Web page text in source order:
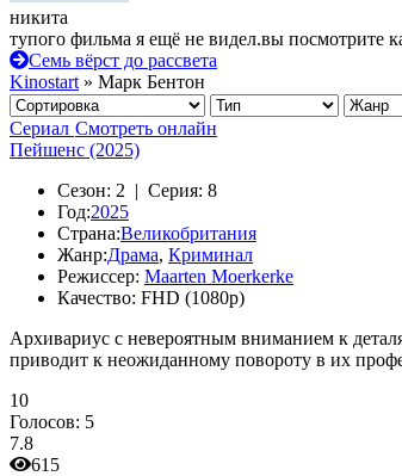
никита
тупого фильма я ещё не видел.вы посмотрите
Семь вёрст до рассвета
Kinostart » Марк Бентон
Сериал Смотреть онлайн
Пейшенс (2025)
Сезон: 2 | Серия: 8
Год:2025
Страна:Великобритания
Жанр:Драма, Криминал
Режиссер: Maarten Moerkerke
Качество: FHD (1080p)
Архивариус с невероятным вниманием к
приводит к неожиданному повороту в их
10
Голосов: 5
7.8
615